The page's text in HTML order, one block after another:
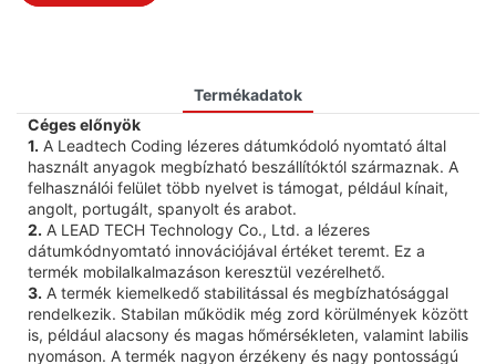
Termékadatok
Céges előnyök
1. A Leadtech Coding lézeres dátumkódoló nyomtató által
használt anyagok megbízható beszállítóktól származnak. A
felhasználói felület több nyelvet is támogat, például kínait,
angolt, portugált, spanyolt és arabot.
2. A LEAD TECH Technology Co., Ltd. a lézeres
dátumkódnyomtató innovációjával értéket teremt. Ez a
termék mobilalkalmazáson keresztül vezérelhető.
3. A termék kiemelkedő stabilitással és megbízhatósággal
rendelkezik. Stabilan működik még zord körülmények között
is, például alacsony és magas hőmérsékleten, valamint labilis
nyomáson. A termék nagyon érzékeny és nagy pontosságú